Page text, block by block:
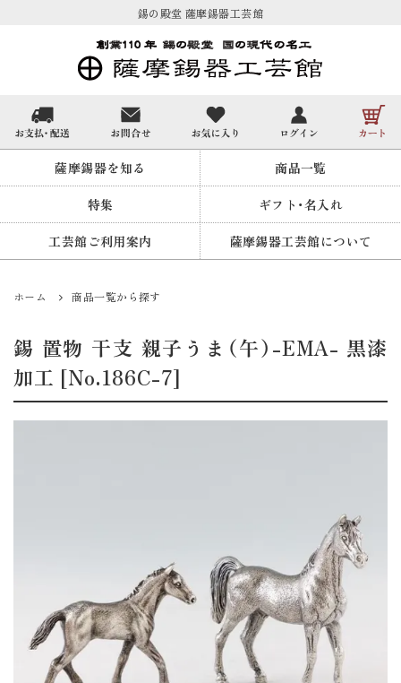
錫の殿堂 薩摩錫器工芸館
薩摩錫器を知る 商品一覧
特集 ギフト・名入れ
工芸館ご利用案内 薩摩錫器工芸館について
ホーム 商品一覧から探す
錫 置物 干支 親子うま（午）-EMA- 黒漆
加工 [No.186C-7]